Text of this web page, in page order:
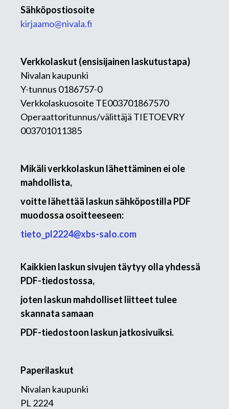
Sähköpostiosoite
kirjaamo@nivala.fi
Verkkolaskut (ensisijainen laskutustapa)
Nivalan kaupunki
Y-tunnus 0186757-0
Verkkolaskuosoite TE003701867570
Operaattoritunnus/välittäjä TIETOEVRY
003701011385
Mikäli verkkolaskun lähettäminen ei ole
mahdollista,
voitte lähettää laskun sähköpostilla PDF
muodossa osoitteeseen:
tieto_pl2224@xbs-salo.com
Kaikkien laskun sivujen täytyy olla yhdessä
PDF-tiedostossa,
joten laskun mahdolliset liitteet tulee
skannata samaan
PDF-tiedostoon laskun jatkosivuiksi.
Paperilaskut
Nivalan kaupunki
PL 2224